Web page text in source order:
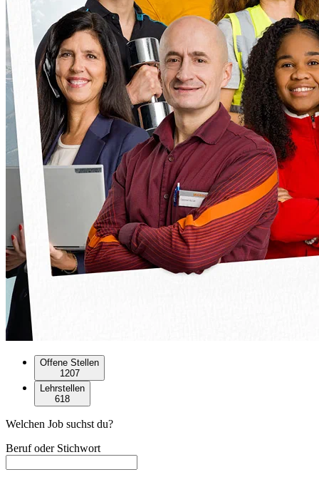
Offene Stellen
1207
Lehrstellen
618
Welchen Job suchst du?
Beruf oder Stichwort